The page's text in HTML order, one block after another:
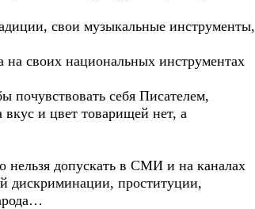
свои музыкальные инструменты,
своих национальных инструментах
себя Писателем,
и цвет товарищей нет, а
допускать в СМИ и на каналах
дискриминации, проституции,